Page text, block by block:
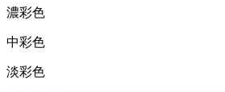
濃彩色
中彩色
淡彩色